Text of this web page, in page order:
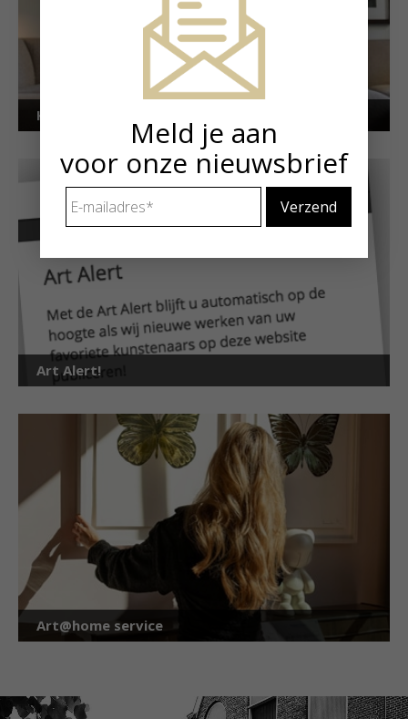
Kunstuitleen voor particulieren
Art Alert!
Art@home service
Meld je aan
voor onze nieuwsbrief
mailadres *